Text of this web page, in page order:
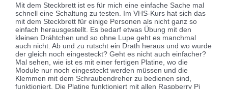
Mit dem Steckbrett ist es für mich eine einfache Sache mal
schnell eine Schaltung zu testen. Im VHS-Kurs hat sich das
mit dem Steckbrett für einige Personen als nicht ganz so
einfach herausgestellt. Es bedarf etwas Übung mit den
kleinen Drähtchen und so ohne Lupe geht es manchmal
auch nicht. Ab und zu rutscht ein Drath heraus und wo wurde
der gleich noch eingesteckt? Geht es nicht auch einfacher?
Mal sehen, wie ist es mit einer fertigen Platine, wo die
Module nur noch eingesteckt werden müssen und die
Klemmen mit dem Schraubendreher zu bedienen sind,
funktioniert. Die Platine funktioniert mit allen Raspberry Pi